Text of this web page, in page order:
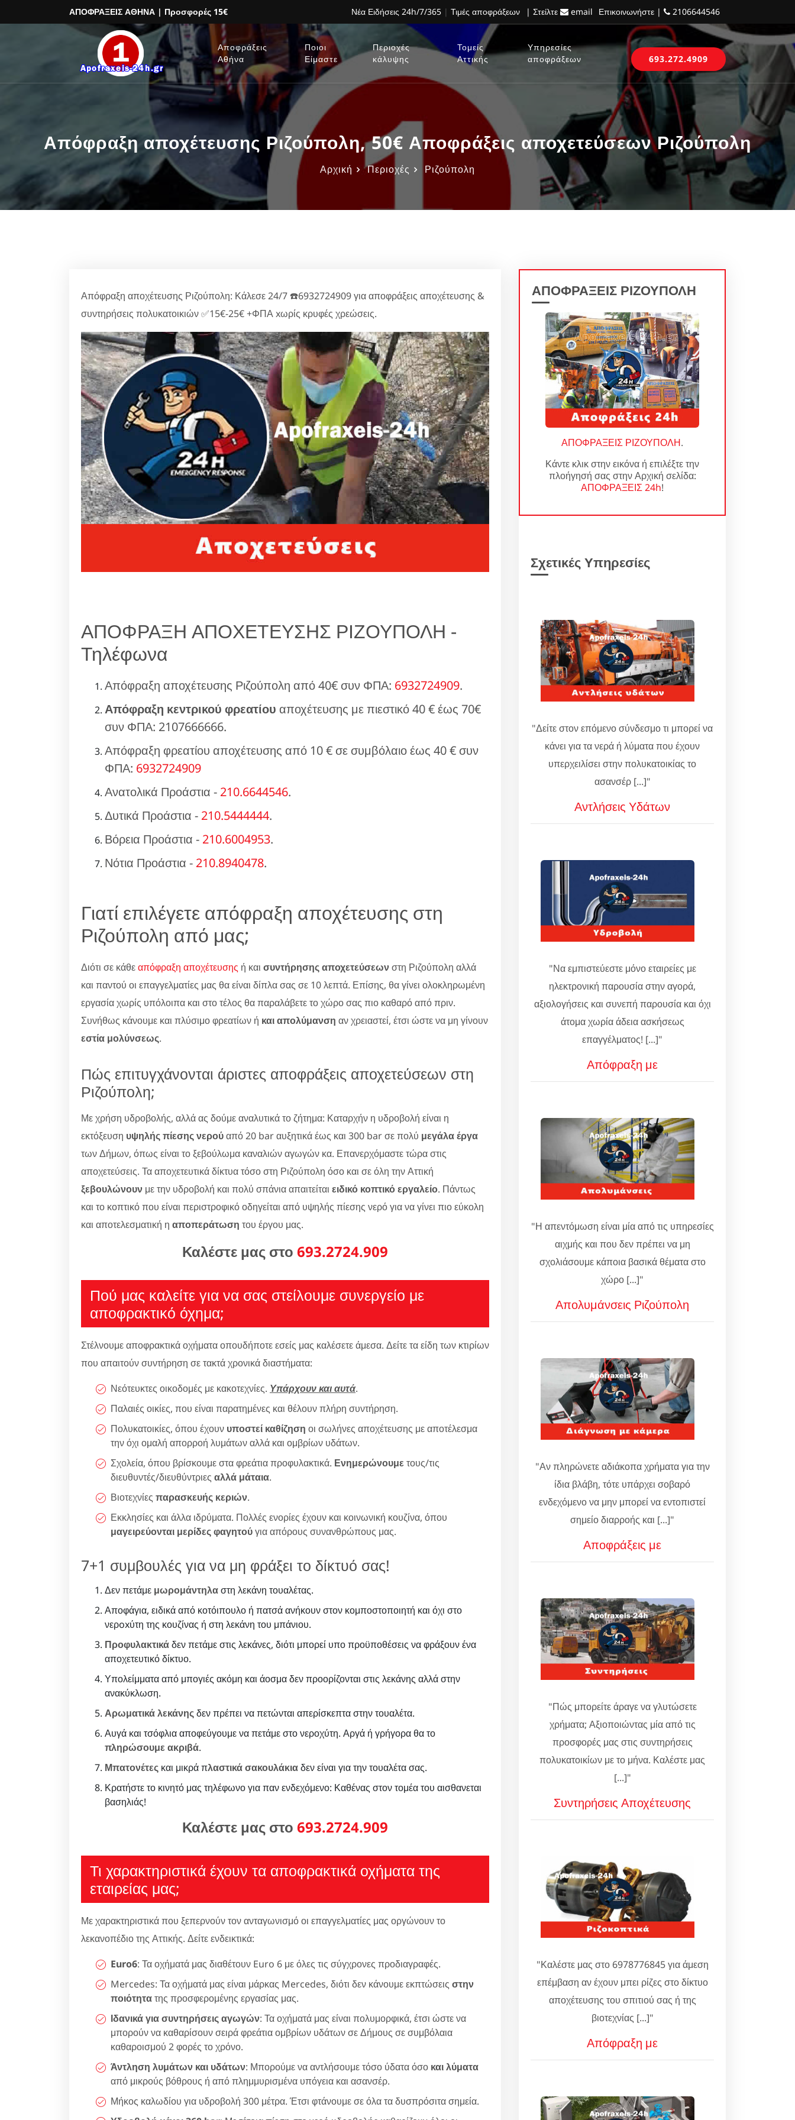
ΑΠΟΦΡΑΞΕΙΣ ΑΘΗΝΑ | Προσφορές 15€ Νέα Ειδήσεις 24h/7/365 | Τιμές αποφράξεων | Στείλτε email Επικοινωνήστε | 2106644546
Αποφράξεις
Αθήνα
Ποιοι
Είμαστε
Περιοχές
κάλυψης
Τομείς
Αττικής
Υπηρεσίες
αποφράξεων
693.272.4909
Απόφραξη αποχέτευσης Ριζούπολη, 50€ Αποφράξεις αποχετεύσεων Ριζούπολη
Αρχική Περιοχές Ριζούπολη
Απόφραξη αποχέτευσης Ριζούπολη: Κάλεσε 24/7 ☎️6932724909 για αποφράξεις αποχέτευσης &
συντηρήσεις πολυκατοικιών ✅15€-25€ +ΦΠΑ xωρίς κρυφές χρεώσεις.
ΑΠΟΦΡΑΞΗ ΑΠΟΧΕΤΕΥΣΗΣ ΡΙΖΟΥΠΟΛΗ -
Τηλέφωνα
Απόφραξη αποχέτευσης Ριζούπολη από 40€ συν ΦΠΑ: 6932724909.
Απόφραξη κεντρικού φρεατίου αποχέτευσης με πιεστικό 40 € έως 70€
συν ΦΠΑ: 2107666666.
Απόφραξη φρεατίου αποχέτευσης από 10 € σε συμβόλαιο έως 40 € συν
ΦΠΑ: 6932724909
Ανατολικά Προάστια - 210.6644546.
Δυτικά Προάστια - 210.5444444.
Βόρεια Προάστια - 210.6004953.
Νότια Προάστια - 210.8940478.
Γιατί επιλέγετε απόφραξη αποχέτευσης στη
Ριζούπολη από μας;
Διότι σε κάθεαπόφραξη αποχέτευσης ή και συντήρησης αποχετεύσεωνστη Ριζούπολη αλλά
και παντού οι επαγγελματίες μας θα είναι δίπλα σας σε 10 λεπτά. Επίσης, θα γίνει ολοκληρωμένη
εργασία χωρίς υπόλοιπα και στο τέλος θα παραλάβετε το χώρο σας πιο καθαρό από πριν.
Συνήθως κάνουμε και πλύσιμο φρεατίων ή και απολύμανση αν χρειαστεί, έτσι ώστε να μη γίνουν
εστία μολύνσεως.
Πώς επιτυγχάνονται άριστες αποφράξεις αποχετεύσεων στη
Ριζούπολη;
Με χρήση υδροβολής, αλλά ας δούμε αναλυτικά το ζήτημα: Καταρχήν η υδροβολή είναι η
εκτόξευση υψηλής πίεσης νερούαπό 20 bar αυξητικά έως και 300 bar σε πολύ μεγάλα έργα
των Δήμων, όπως είναι το ξεβούλωμα καναλιών αγωγών κα. Επανερχόμαστε τώρα στις
αποχετεύσεις. Τα αποχετευτικά δίκτυα τόσο στη Ριζούπολη όσο και σε όλη την Αττική
ξεβουλώνουν με την υδροβολή και πολύ σπάνια απαιτείται ειδικό κοπτικό εργαλείο. Πάντως
και το κοπτικό που είναι περιστροφικό οδηγείται από υψηλής πίεσης νερό για να γίνει πιο εύκολη
και αποτελεσματική η αποπεράτωση του έργου μας.
Καλέστε μας στο 693.2724.909
Πού μας καλείτε για να σας στείλουμε συνεργείο με
αποφρακτικό όχημα;
Στέλνουμε αποφρακτικά οχήματα οπουδήποτε εσείς μας καλέσετε άμεσα. Δείτε τα είδη των κτιρίων
που απαιτούν συντήρηση σε τακτά χρονικά διαστήματα:
Νεότευκτες οικοδομές με κακοτεχνίες. Υπάρχουν και αυτά.
Παλαιές οικίες, που είναι παρατημένες και θέλουν πλήρη συντήρηση.
Πολυκατοικίες, όπου έχουν υποστεί καθίζηση οι σωλήνες αποχέτευσης με αποτέλεσμα
την όχι ομαλή απορροή λυμάτων αλλά και ομβρίων υδάτων.
Σχολεία, όπου βρίσκουμε στα φρεάτια προφυλακτικά. Ενημερώνουμε τους/τις
διευθυντές/διευθύντριες αλλά μάταια.
Βιοτεχνίες παρασκευής κεριών.
Εκκλησίες και άλλα ιδρύματα. Πολλές ενορίες έχουν και κοινωνική κουζίνα, όπου
μαγειρεύονται μερίδες φαγητούγια απόρους συνανθρώπους μας.
7+1 συμβουλές για να μη φράξει το δίκτυό σας!
Δεν πετάμε μωρομάντηλαστη λεκάνη τουαλέτας.
Αποφάγια, ειδικά από κοτόιπουλο ή πατσά ανήκουν στον κομποστοποιητή και όχι στο
νερoxύτη της κουζίνας ή στη λεκάνη του μπάνιου.
Προφυλακτικάδεν πετάμε στις λεκάνες, διότι μπορεί υπο προϋποθέσεις να φράξουν ένα
αποχετευτικό δίκτυο.
Υπολείμματα από μπογιές ακόμη και άοσμα δεν προορίζονται στις λεκάνης αλλά στην
ανακύκλωση.
Αρωματικά λεκάνηςδεν πρέπει να πετώνται απερίσκεπτα στην τουαλέτα.
Αυγά και τσόφλια αποφεύγουμε να πετάμε στο νεροχύτη. Αργά ή γρήγορα θα το
πληρώσουμε ακριβά.
Μπατονέτες και μικρά πλαστικά σακουλάκιαδεν είναι για την τουαλέτα σας.
Κρατήστε το κινητό μας τηλέφωνο για παν ενδεχόμενο: Καθένας στον τομέα του αισθανεται
βασηλιάς!
Καλέστε μας στο 693.2724.909
Τι χαρακτηριστικά έχουν τα αποφρακτικά οχήματα της
εταιρείας μας;
Με χαρακτηριστικά που ξεπερνούν τον ανταγωνισμό οι επαγγελματίες μας οργώνουν το
λεκανοπέδιο της Αττικής. Δείτε ενδεικτικά:
Euro6: Τα οχήματά μας διαθέτουν Euro 6 με όλες τις σύγχρονες προδιαγραφές.
Mercedes: Τα οχήματά μας είναι μάρκας Mercedes, διότι δεν κάνουμε εκπτώσεις στην
ποιότητατης προσφερομένης εργασίας μας.
Ιδανικά για συντηρήσεις αγωγών: Τα οχήματά μας είναι πολυμορφικά, έτσι ώστε να
μπορούν να καθαρίσουν σειρά φρεάτια ομβρίων υδάτων σε Δήμους σε συμβόλαια
καθαροισμού 2 φορές το χρόνο.
Άντληση λυμάτων και υδάτων: Μπορούμε να αντλήσουμε τόσο ύδατα όσο και λύματα
από μικρούς βόθρους ή από πλημμυρισμένα υπόγεια και ασανσέρ.
Μήκος καλωδίου για υδροβολή 300 μέτρα. Έτσι φτάνουμε σε όλα τα δυσπρόσιτα σημεία.
ΑΠΟΦΡΑΞΕΙΣ ΡΙΖΟΥΠΟΛΗ
ΑΠΟΦΡΑΞΕΙΣ ΡΙΖΟΥΠΟΛΗ.
Κάντε κλικ στην εικόνα ή επιλέξτε την
πλοήγησή σας στην Αρχική σελίδα:
ΑΠΟΦΡΑΞΕΙΣ 24h!
Σχετικές Υπηρεσίες
"Δείτε στον επόμενο σύνδεσμο τι μπορεί να
κάνει για τα νερά ή λύματα που έχουν
υπερχειλίσει στην πολυκατοικίας το
ασανσέρ [...]"
Αντλήσεις Υδάτων
"Να εμπιστεύεστε μόνο εταιρείες με
ηλεκτρονική παρουσία στην αγορά,
αξιολογήσεις και συνεπή παρουσία και όχι
άτομα χωρία άδεια ασκήσεως
επαγγέλματος! [...]"
Απόφραξη με
"Η απεντόμωση είναι μία από τις υπηρεσίες
αιχμής και που δεν πρέπει να μη
σχολιάσουμε κάποια βασικά θέματα στο
χώρο [...]"
Απολυμάνσεις Ριζούπολη
"Αν πληρώνετε αδιάκοπα χρήματα για την
ίδια βλάβη, τότε υπάρχει σοβαρό
ενδεχόμενο να μην μπορεί να εντοπιστεί
σημείο διαρροής και [...]"
Αποφράξεις με
"Πώς μπορείτε άραγε να γλυτώσετε
χρήματα; Αξιοποιώντας μία από τις
προσφορές μας στις συντηρήσεις
πολυκατοικίων με το μήνα. Καλέστε μας
[...]"
Συντηρήσεις Αποχέτευσης
"Καλέστε μας στο 6978776845 για άμεση
επέμβαση αν έχουν μπει ρίζες στο δίκτυο
αποχέτευσης του σπιτιού σας ή της
βιοτεχνίας [...]"
Απόφραξη με